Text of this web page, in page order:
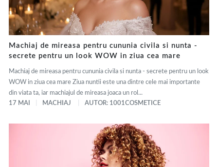
Machiaj de mireasa pentru cununia civila si nunta -
secrete pentru un look WOW in ziua cea mare
Machiaj de mireasa pentru cununia civila si nunta - secrete pentru un look
WOW in ziua cea mare Ziua nuntii este una dintre cele mai importante
din viata ta, iar machiajul de mireasa joaca un rol...
17 MAI
MACHIAJ AUTOR: 1001COSMETICE